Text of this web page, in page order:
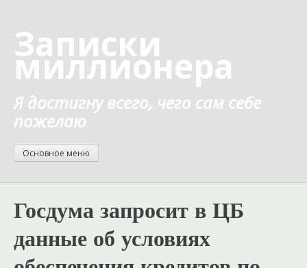
содержанию
Записки
миллионера
Я достигну всего, чего сам себе
пожелаю
Основное меню
Госдума запросит в ЦБ
данные об условиях